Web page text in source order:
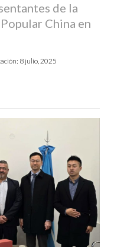
de la
China en
8 julio, 2025